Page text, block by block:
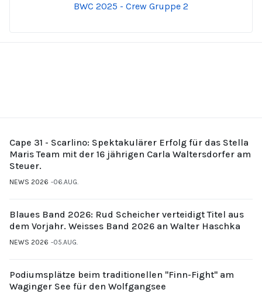
BWC 2025 - Crew Gruppe 2
Cape 31 - Scarlino: Spektakulärer Erfolg für das Stella
Maris Team mit der 16 jährigen Carla Waltersdorfer am
Steuer.
NEWS 2026 06.AUG.
Blaues Band 2026: Rud Scheicher verteidigt Titel aus
dem Vorjahr. Weisses Band 2026 an Walter Haschka
NEWS 2026 05.AUG.
Podiumsplätze beim traditionellen "Finn-Fight" am
Waginger See für den Wolfgangsee